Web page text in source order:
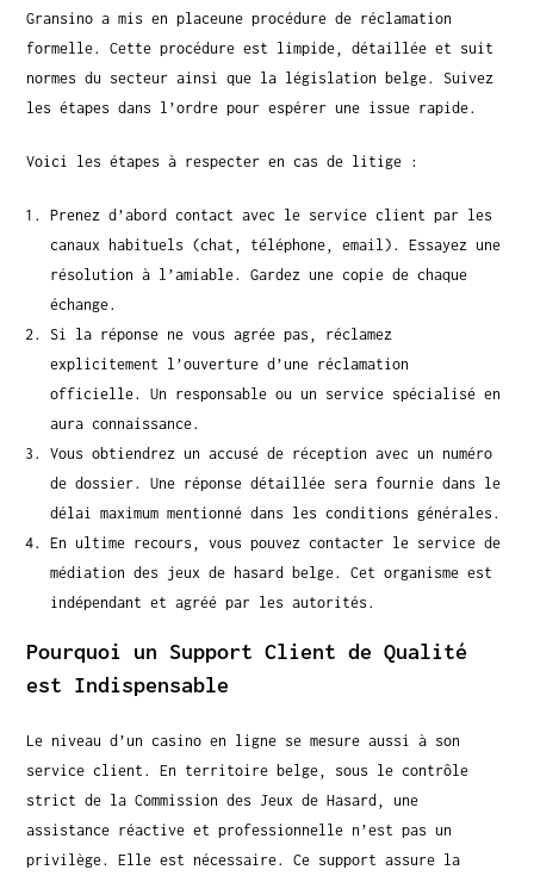
Gransino a mis en placeune procédure de réclamation
formelle. Cette procédure est limpide, détaillée et suit
normes du secteur ainsi que la législation belge. Suivez
les étapes dans l’ordre pour espérer une issue rapide.
Voici les étapes à respecter en cas de litige :
Prenez d’abord contact avec le service client par les
canaux habituels (chat, téléphone, email). Essayez une
résolution à l’amiable. Gardez une copie de chaque
échange.
Si la réponse ne vous agrée pas, réclamez
explicitement l’ouverture d’une réclamation
officielle. Un responsable ou un service spécialisé en
aura connaissance.
Vous obtiendrez un accusé de réception avec un numéro
de dossier. Une réponse détaillée sera fournie dans le
délai maximum mentionné dans les conditions générales.
En ultime recours, vous pouvez contacter le service de
médiation des jeux de hasard belge. Cet organisme est
indépendant et agréé par les autorités.
Pourquoi un Support Client de Qualité
est Indispensable
Le niveau d’un casino en ligne se mesure aussi à son
service client. En territoire belge, sous le contrôle
strict de la Commission des Jeux de Hasard, une
assistance réactive et professionnelle n’est pas un
privilège. Elle est nécessaire. Ce support assure la